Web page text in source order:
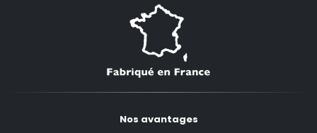
Nos avantages